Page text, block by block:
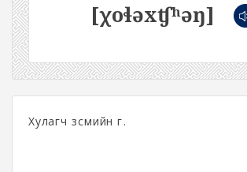
[χoɬəxʧʰəŋ]
Хулагч зүсмийн гүү.